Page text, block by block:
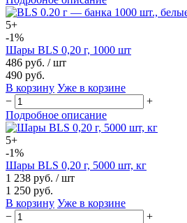
5+
-1%
Шары BLS 0,20 г, 1000 шт
486 руб. / шт
490 руб.
В корзину Уже в корзине
−
+
Подробное описание
5+
-1%
Шары BLS 0,20 г, 5000 шт, кг
1 238 руб. / шт
1 250 руб.
В корзину Уже в корзине
−
+